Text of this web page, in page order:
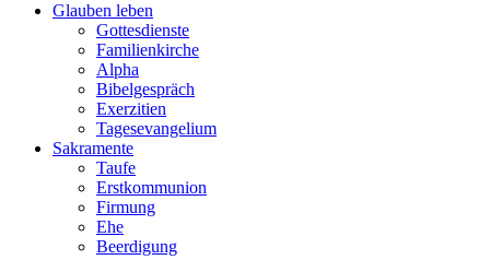
Glauben leben
Gottesdienste
Familienkirche
Alpha
Bibelgespräch
Exerzitien
Tagesevangelium
Sakramente
Taufe
Erstkommunion
Firmung
Ehe
Beerdigung